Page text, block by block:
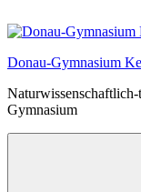
Inhalt
Donau-Gymnasium
Gymnasium